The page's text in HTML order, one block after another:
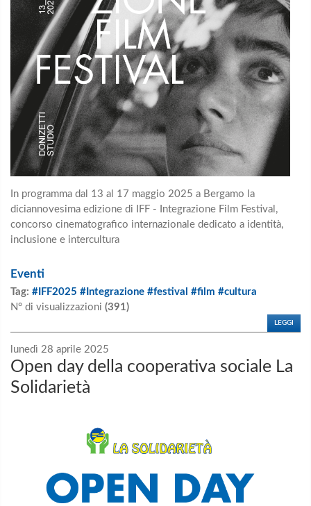
In programma dal 13 al 17 maggio 2025 a Bergamo la
diciannovesima edizione di IFF - Integrazione Film Festival,
concorso cinematografico internazionale dedicato a identità,
inclusione e intercultura
Eventi
Tag: #IFF2025 #Integrazione #festival #film #cultura
N° di visualizzazioni (391)
LEGGI
lunedì 28 aprile 2025
Open day della cooperativa sociale La
Solidarietà